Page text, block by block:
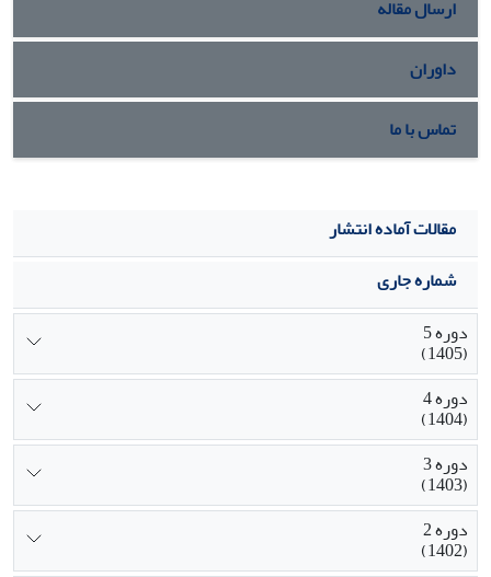
ارسال مقاله
داوران
تماس با ما
مقالات آماده انتشار
شماره جاری
دوره 5
(1405)
دوره 4
(1404)
دوره 3
(1403)
دوره 2
(1402)